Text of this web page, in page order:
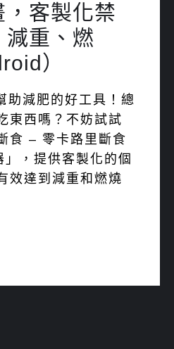
，客製化禁
減重、燃
）
助減肥的好工具！總
東西嗎？不妨試試
食 – 零卡路里斷食
，提供客製化的個
效達到減重和燃燒